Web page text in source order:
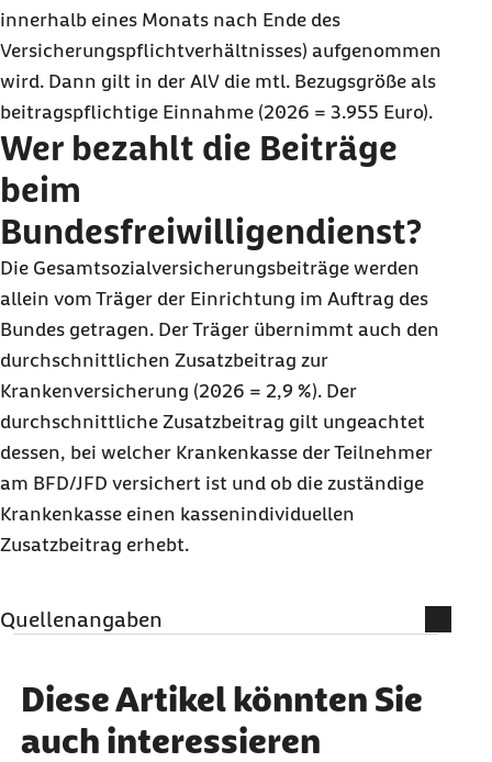
innerhalb eines Monats nach Ende des
Versicherungspflichtverhältnisses) aufgenommen
wird. Dann gilt in der AlV die mtl. Bezugsgröße als
beitragspflichtige Einnahme (2026 = 3.955 Euro).
Wer bezahlt die Beiträge
beim
Bundesfreiwilligendienst?
Die Gesamtsozialversicherungsbeiträge werden
allein vom Träger der Einrichtung im Auftrag des
Bundes getragen. Der Träger übernimmt auch den
durchschnittlichen Zusatzbeitrag zur
Krankenversicherung (2026 = 2,9 %). Der
durchschnittliche Zusatzbeitrag gilt ungeachtet
dessen, bei welcher Krankenkasse der Teilnehmer
am BFD/JFD versichert ist und ob die zuständige
Krankenkasse einen kassenindividuellen
Zusatzbeitrag erhebt.
Quellenangaben
MBO Verlag GmbH
Diese Artikel könnten Sie
auch interessieren